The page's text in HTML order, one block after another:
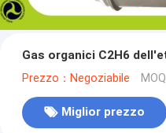
Gas organici C2H6
Prezzo：Negoziabile
Miglior prezzo